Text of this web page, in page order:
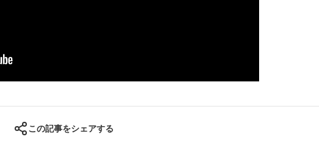
この記事をシェアする